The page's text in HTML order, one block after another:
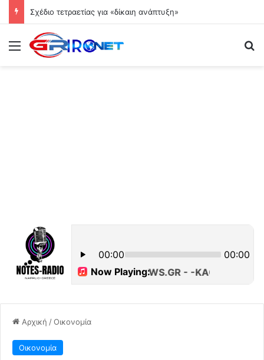
Σχέδιο τετραετίας για «δίκαιη ανάπτυξη»
Μενού
Αρχική /Οικονομία
Οικονομία